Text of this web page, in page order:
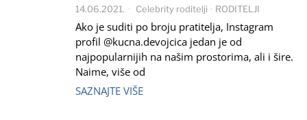
14.06.2021. Celebrity roditelji · RODITELJI
Ako je suditi po broju pratitelja, Instagram
profil @kucna.devojcica jedan je od
najpopularnijih na našim prostorima, ali i šire.
Naime, više od
SAZNAJTE VIŠE